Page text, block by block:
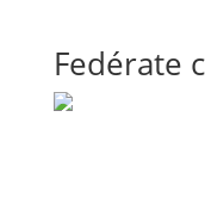
Fedérate